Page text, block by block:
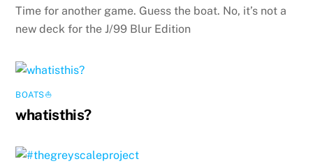
Time for another game. Guess the boat. No, it’s not a
new deck for the J/99 Blur Edition
BOATS⛵️
whatisthis?